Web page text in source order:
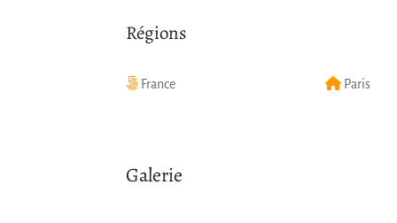
Régions
France Paris
Galerie